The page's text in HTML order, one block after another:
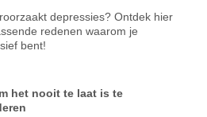
depressies? Ontdek hier
redenen waarom je
bent!
het nooit te laat is te